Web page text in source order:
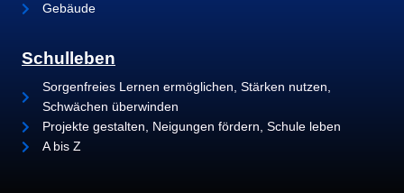
Gebäude
Schulleben
Sorgenfreies Lernen ermöglichen, Stärken nutzen,
Schwächen überwinden
Projekte gestalten, Neigungen fördern, Schule leben
A bis Z